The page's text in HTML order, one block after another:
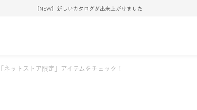
［NEW］新しいカタログが出来上がりました
「ネットストア限定」アイテムをチェック！